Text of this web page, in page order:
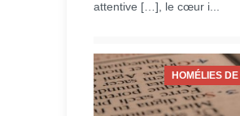
attentive […], le cœur i...
HOMÉLIES